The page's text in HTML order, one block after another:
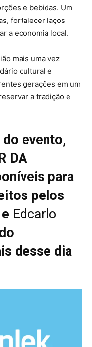
e bebidas. Um
fortalecer laços
a economia local.
mais uma vez
cultural e
gerações em um
a tradição e
evento,
DA
para
pelos
Edcarlo
desse dia